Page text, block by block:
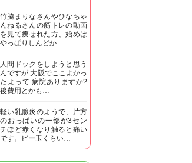
竹脇まりなさんやひなちゃ
んねるさんの筋トレの動画
を見て痩せれた方、始めは
やっぱりしんどか…
人間ドックをしようと思う
んですが 大阪でここよかっ
たよって 病院ありますか?
後費用とかも…
軽い乳腺炎のようで、片方
のおっぱいの一部が3セン
チほど赤くなり触ると痛い
です。ビー玉くらい…